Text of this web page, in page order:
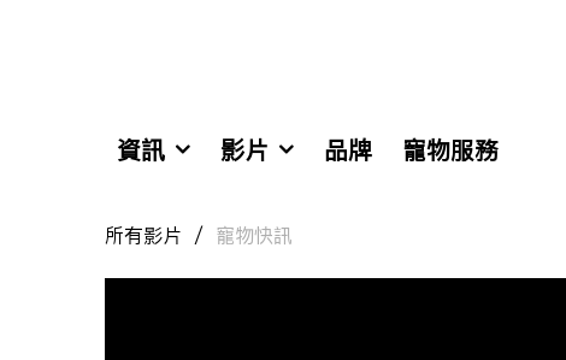
資訊 影片 品牌 寵物服務
所有影片 寵物快訊